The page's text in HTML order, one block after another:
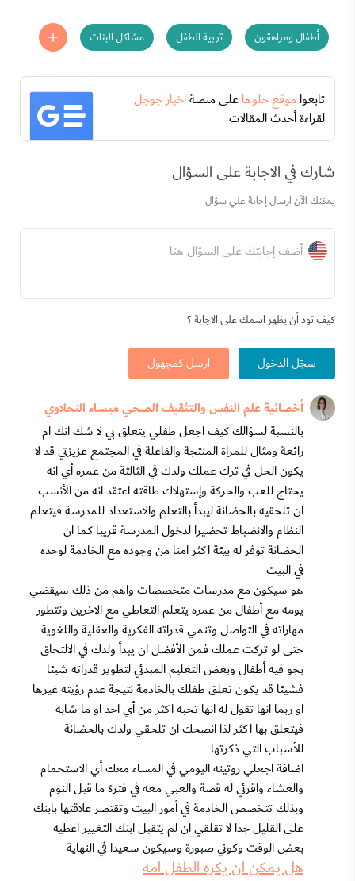
أطفال ومراهقون تربية الطفل مشاكل البنات
تابعواموقع حلوهاعلى منصةاخبار جوجل
لقراءة أحدث المقالات
شارك في الاجابة على السؤال
يمكنك الآن ارسال إجابة علي سؤال
أضف إجابتك على السؤال هنا
كيف تود أن يظهر اسمك على الاجابة ؟
سجّل الدخول ارسل كمجهول
أخصائية علم النفس والتثقيف الصحي ميساء النحلاوي
بالنسبة لسؤالك كيف اجعل طفلي يتعلق بي لا شك انك ام
رائعة ومثال للمراة المنتجة والفاعلة في المجتمع عزيزتي قد لا
يكون الحل في ترك عملك ولدك في الثالثة من عمره أي انه
يحتاج للعب والحركة وإستهلاك طاقته اعتقد انه من الأنسب
ان تلحقيه بالحضانة ليبدأ بالتعلم والاستعداد للمدرسة فيتعلم
النظام والانضباط تحضيرا لدخول المدرسة قريبا كما ان
الحضانة توفر له بيئة اكثر امنا من وجوده مع الخادمة لوحده
في البيت
هو سيكون مع مدرسات متخصصات واهم من ذلك سيقضي
يومه مع أطفال من عمره يتعلم التعاطي مع الاخرين وتتطور
مهاراته في التواصل وتنمي قدراته الفكرية والعقلية واللغوية
حتى لو تركت عملك فمن الأفضل ان يبدأ ولدك في الالتحاق
بجو فيه أطفال وبعض التعليم المبدئي لتطوير قدراته شيئا
فشيئا قد يكون تعلق طفلك بالخادمة نتيجة عدم رؤيته غيرها
او ربما انها تقول له انها تحبه اكثر من أي احد او ما شابه
فيتعلق بها اكثر لذا انصحك ان تلحقي ولدك بالحضانة
للأسباب التي ذكرتها
اضافة اجعلي روتينه اليومي في المساء معك أي الاستحمام
والعشاء واقرئي له قصة والعبي معه في فترة ما قبل النوم
وبذلك تتخصص الخادمة في أمور البيت وتقتصر علاقتها بابنك
على القليل جدا لا تقلقي ان لم يتقبل ابنك التغيير اعطيه
بعض الوقت وكوني صبورة وسيكون سعيدا في النهاية
هل يمكن ان يكره الطفل امه